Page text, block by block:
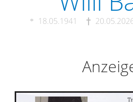
18.05.1941